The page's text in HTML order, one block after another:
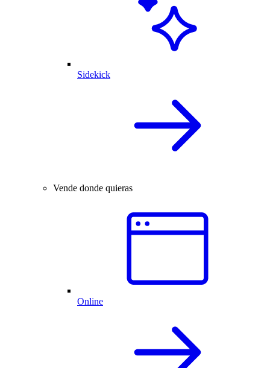
Sidekick
Vende donde quieras
Online